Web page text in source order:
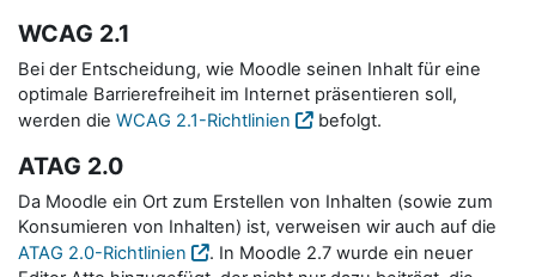
WCAG 2.1
Bei der Entscheidung, wie Moodle seinen Inhalt für eine
optimale Barrierefreiheit im Internet präsentieren soll,
werden die WCAG 2.1-Richtlinien befolgt.
ATAG 2.0
Da Moodle ein Ort zum Erstellen von Inhalten (sowie zum
Konsumieren von Inhalten) ist, verweisen wir auch auf die
ATAG 2.0-Richtlinien
. In Moodle 2.7 wurde ein neuer